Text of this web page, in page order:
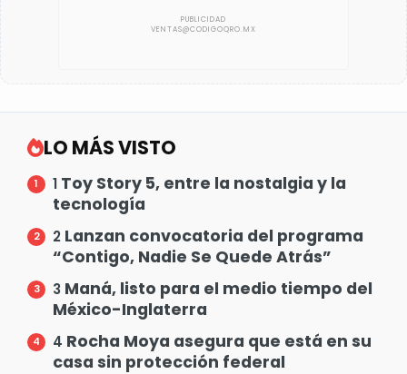
LO MÁS VISTO
1 Toy Story 5, entre la nostalgia y la
tecnología
2 Lanzan convocatoria del programa
“Contigo, Nadie Se Quede Atrás”
3 Maná, listo para el medio tiempo del
México-Inglaterra
4 Rocha Moya asegura que está en su
casa sin protección federal